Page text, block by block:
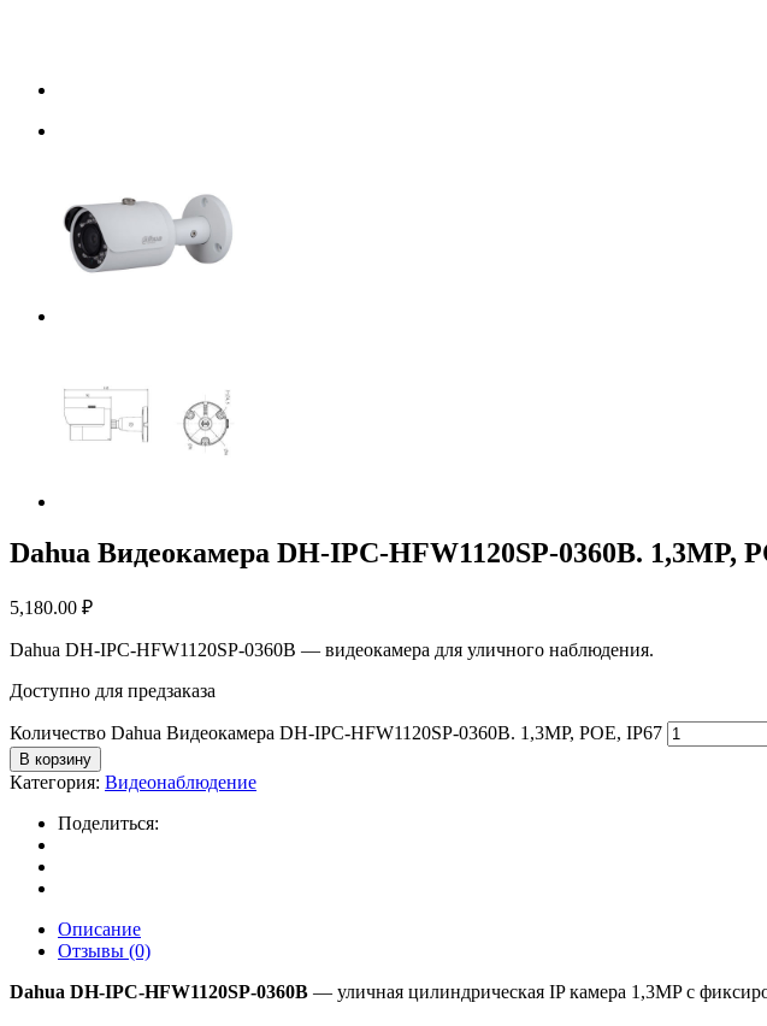
Dahua Видеокамера DH-IPC-HFW1120SP-0360B. 1,3MP,
5,180.00 ₽
Dahua DH-IPC-HFW1120SP-0360B — видеокамера для уличного наблюдения.
Доступно для предзаказа
Количество Dahua Видеокамера DH-IPC-HFW1120SP-0360B. 1,3MP, POE, IP67
В корзину
Категория: Видеонаблюдение
Поделиться:
Описание
Отзывы (0)
Dahua DH-IPC-HFW1120SP-0360B — уличная цилиндрическая IP камера 1,3MP с